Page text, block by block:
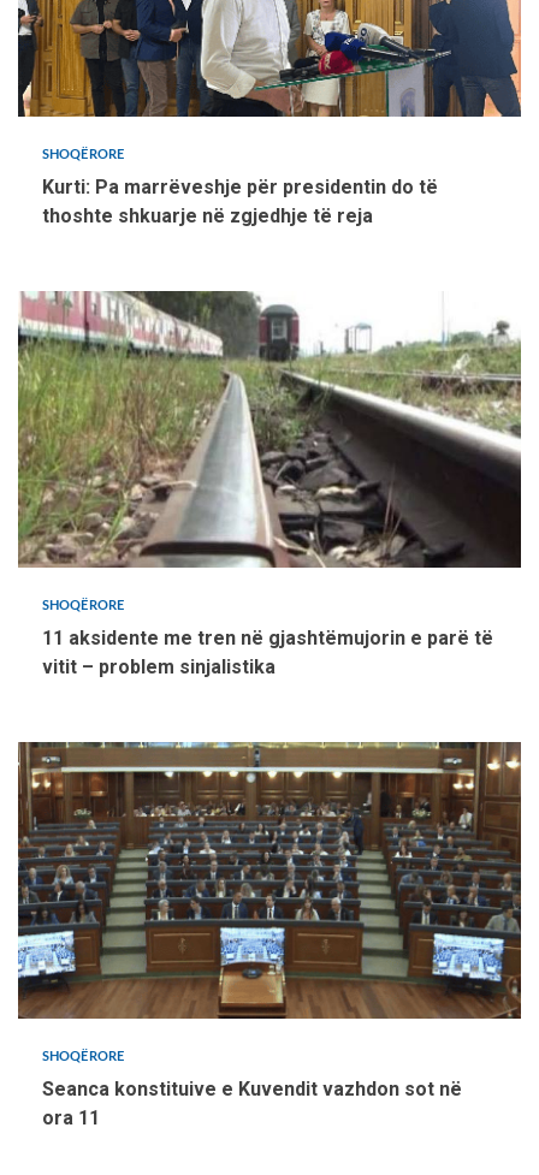
SHOQËRORE
Kurti: Pa marrëveshje për presidentin do të
thoshte shkuarje në zgjedhje të reja
SHOQËRORE
11 aksidente me tren në gjashtëmujorin e parë të
vitit – problem sinjalistika
SHOQËRORE
Seanca konstituive e Kuvendit vazhdon sot në
ora 11